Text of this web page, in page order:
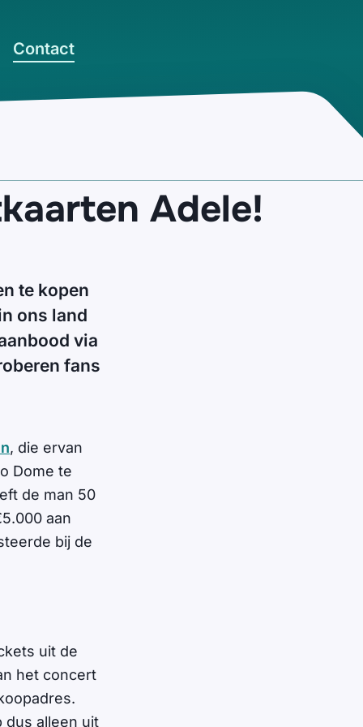
Contact
Adele!
te kopen
ons land
via
fans
, die ervan
Dome te
de man 50
aan
bij de
uit de
het concert
dus alleen uit